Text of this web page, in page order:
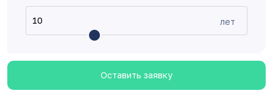
лет
Оставить заявку